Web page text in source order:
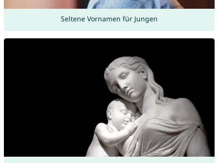
Seltene Vornamen für Jungen